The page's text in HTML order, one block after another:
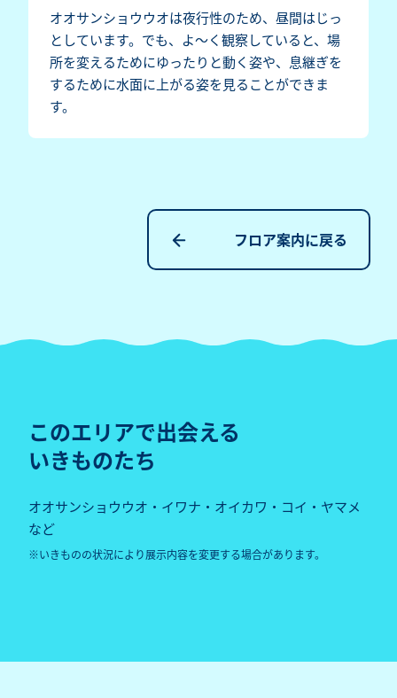
オオサンショウウオは夜行性のため、昼間はじっ
としています。でも、よ～く観察していると、場
所を変えるためにゆったりと動く姿や、息継ぎを
するために水面に上がる姿を見ることができま
す。
フロア案内に戻る
このエリアで出会える
いきものたち
オオサンショウウオ・イワナ・オイカワ・コイ・ヤマメ
など
いきものの状況により展示内容を変更する場合があります。